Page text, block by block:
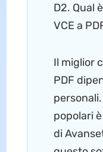
D2. Qual
VCE a
Il miglior
PDF
popolari
di